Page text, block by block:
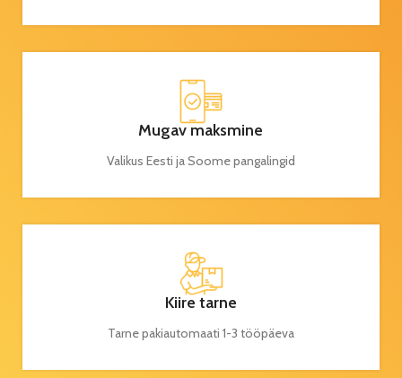
Mugav maksmine
Valikus Eesti ja Soome pangalingid
Kiire tarne
Tarne pakiautomaati 1-3 tööpäeva